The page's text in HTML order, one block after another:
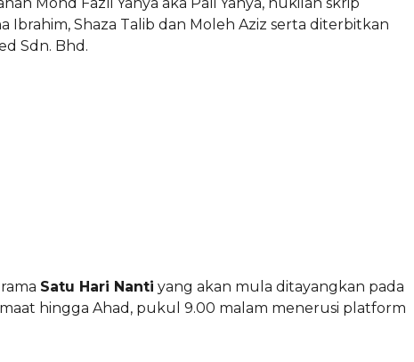
Ibrahim, Shaza Talib dan Moleh Aziz serta diterbitkan
Sdn. Bhd.
Satu Hari Nanti yang akan mula ditayangkan pada
hingga Ahad, pukul 9.00 malam menerusi platform